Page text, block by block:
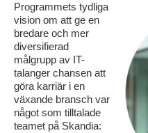
Programmets tydliga
vision om att ge en
bredare och mer
diversifierad
målgrupp av IT-
talanger chansen att
göra karriär i en
växande bransch var
något som tilltalade
teamet på Skandia: